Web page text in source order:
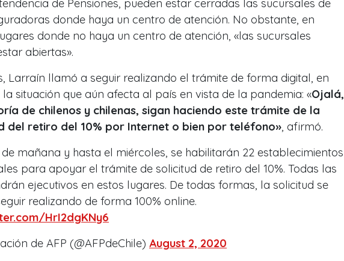
de Pensiones, pueden estar cerradas las sucursales de
donde haya un centro de atención. No obstante, en
donde no haya un centro de atención, «las sucursales
abiertas».
Larraín llamó a seguir realizando el trámite de forma digital, en
la situación que aún afecta al país en vista de la pandemia: «Ojalá,
de chilenos y chilenas, sigan haciendo este trámite de la
del retiro del 10% por Internet o bien por teléfono», afirmó.
mañana y hasta el miércoles, se habilitarán 22 establecimientos
para apoyar el trámite de solicitud de retiro del 10%. Todas las
ejecutivos en estos lugares. De todas formas, la solicitud se
realizando de forma 100% online.
HrI2dgKNy6
de AFP (@AFPdeChile) August 2, 2020